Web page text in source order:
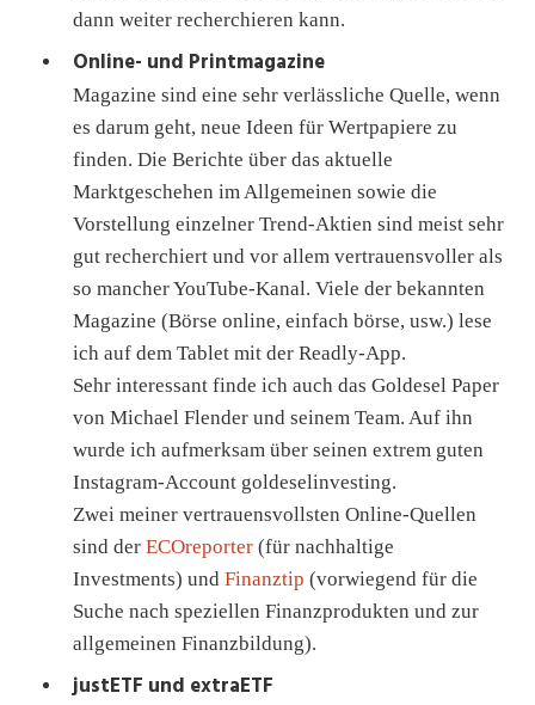
dann weiter recherchieren kann.
Online- und Printmagazine
Magazine sind eine sehr verlässliche Quelle, wenn
es darum geht, neue Ideen für Wertpapiere zu
finden. Die Berichte über das aktuelle
Marktgeschehen im Allgemeinen sowie die
Vorstellung einzelner Trend-Aktien sind meist sehr
gut recherchiert und vor allem vertrauensvoller als
so mancher YouTube-Kanal. Viele der bekannten
Magazine (Börse online, einfach börse, usw.) lese
ich auf dem Tablet mit der Readly-App.
Sehr interessant finde ich auch das Goldesel Paper
von Michael Flender und seinem Team. Auf ihn
wurde ich aufmerksam über seinen extrem guten
Instagram-Account goldeselinvesting.
Zwei meiner vertrauensvollsten Online-Quellen
sind derECOreporter (für nachhaltige
Investments) undFinanztip (vorwiegend für die
Suche nach speziellen Finanzprodukten und zur
allgemeinen Finanzbildung).
justETF und extraETF